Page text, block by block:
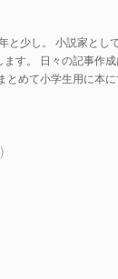
少し。 小説家とし
す。 日々の記事作
めて小学生用に本に